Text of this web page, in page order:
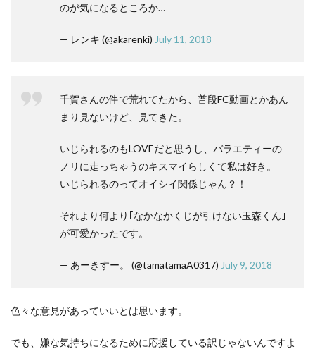
のが気になるところか…
— レンキ (@akarenki) July 11, 2018
千賀さんの件で荒れてたから、普段FC動画とかあん
まり見ないけど、見てきた。
いじられるのもLOVEだと思うし、バラエティーの
ノリに走っちゃうのキスマイらしくて私は好き。
いじられるのってオイシイ関係じゃん？！
それより何より｢なかなかくじが引けない玉森くん｣
が可愛かったです。
— あーきすー。 (@tamatamaA0317) July 9, 2018
色々な意見があっていいとは思います。
でも、嫌な気持ちになるために応援している訳じゃないんですよ